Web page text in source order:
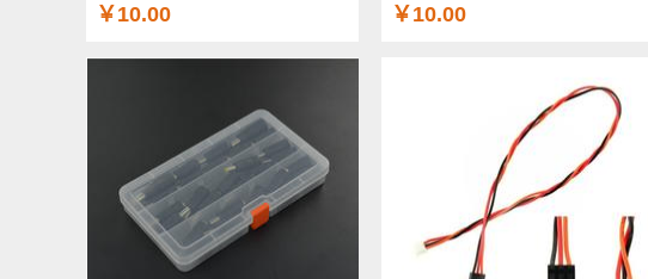
￥10.00 ￥10.00